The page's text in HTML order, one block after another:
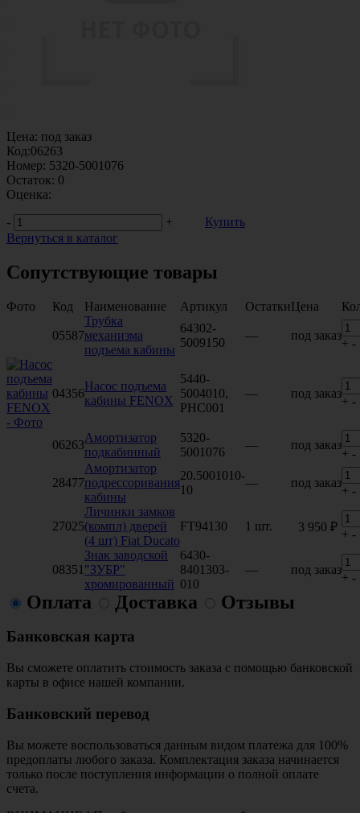
Цена: под заказ
Код:06263
Номер: 5320-5001076
Остаток: 0
Оценка:
-
+
Купить
Вернуться в каталог
Сопутствующие товары
Фото Код Наименование Артикул ОстаткиЦена
05587
Трубка
механизма
подъема кабины
64302-
5009150
— под заказ
+ -
04356
Насос подъема
кабины FENOX
5440-
5004010,
PHC001
— под заказ
+ -
06263
Амортизатор
подкабинный
5320-
5001076
— под заказ
+ -
28477
Амортизатор
подрессоривания
кабины
20.5001010-
10
— под заказ
+ -
27025
Личинки замков
(компл) дверей
(4 шт) Fiat Ducato
FT94130 1 шт. 3 950 ₽
+ -
08351
Знак заводской
"ЗУБР"
хромированный
6430-
8401303-
010
— под заказ
+ -
Оплата Доставка Отзывы
Банковская карта
Вы сможете оплатить стоимость заказа с помощью банковской
карты в офисе нашей компании.
Банковский перевод
Вы можете воспользоваться данным видом платежа для 100%
предоплаты любого заказа. Комплектация заказа начинается
только после поступления информации о полной оплате
счета.